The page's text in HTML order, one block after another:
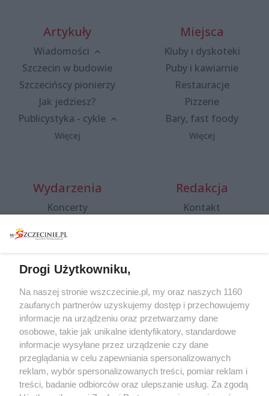
Artykuły
Wiadomości
Szczecin w budowie
Szczecińscy pionierzy
Jak jedziesz?
Publicystyka - cykle
Więcej
Miejsca
Kluby i dyskoteki
Puby i kawiarnie
Restauracje
Pizzerie
Bary, fast foody
Więcej
Wydarzenia
Koncerty
Spacery i oprowadzania
targi
Wernisaże
Więcej
Redakcja
Kontakt
Specjalny koncert z okazji
20. urodzin portalu
wSzczecinie.pl
Regulamin konkursów
śniadaniówka "Hej
Szczecin! Jest piątek!"
Drogi Użytkowniku,
Na naszej stronie wszczecinie.pl, my oraz naszych 1160
zaufanych partnerów uzyskujemy dostęp i przechowujemy
informacje na urządzeniu oraz przetwarzamy dane
osobowe, takie jak unikalne identyfikatory, standardowe
informacje wysyłane przez urządzenie czy dane
przeglądania w celu zapewniania spersonalizowanych
reklam, wybór spersonalizowanych treści, pomiar reklam i
treści, badanie odbiorców oraz ulepszanie usług. Za zgodą